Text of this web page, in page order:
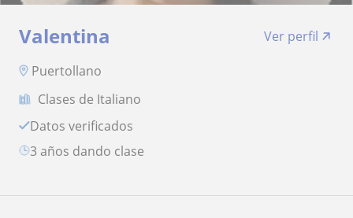
Valentina
Ver perfil
Puertollano
Clases de Italiano
Datos verificados
3 años dando clase